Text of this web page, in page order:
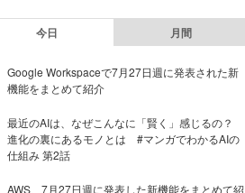
今日 月間
Google Workspaceで7月27日週に発表された新
機能をまとめて紹介
最近のAIは、なぜこんなに「賢く」感じるの？
進化の裏にあるモノとは #マンガでわかるAIの
仕組み 第2話
AWS、7月27日週に発表した新機能をまとめて紹